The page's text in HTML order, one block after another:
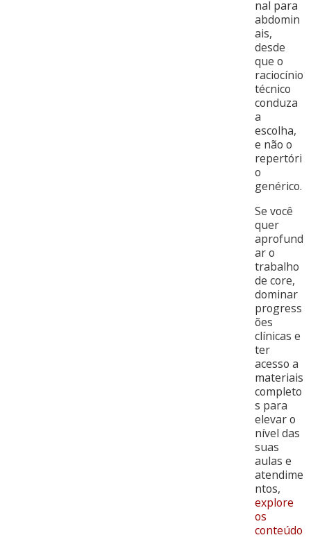
nal para
abdomin
ais,
desde
que o
raciocínio
técnico
conduza
a
escolha,
e não o
repertóri
o
genérico.
Se você
quer
aprofund
ar o
trabalho
de core,
dominar
progress
ões
clínicas e
ter
acesso a
materiais
completo
s para
elevar o
nível das
suas
aulas e
atendime
ntos,
explore
os
conteúdo